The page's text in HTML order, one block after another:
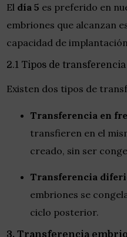
El día 5 es preferido en
embriones que alcanzan
capacidad de
2.1 Tipos de
Existen dos tipos de
Transferencia en
transfieren en el
creado, sin ser
Transferencia
embriones se
ciclo posterior.
3. Transferencia